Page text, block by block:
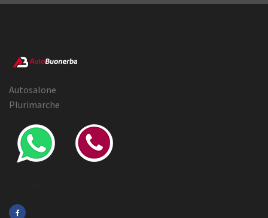
Autosalone
Plurimarche